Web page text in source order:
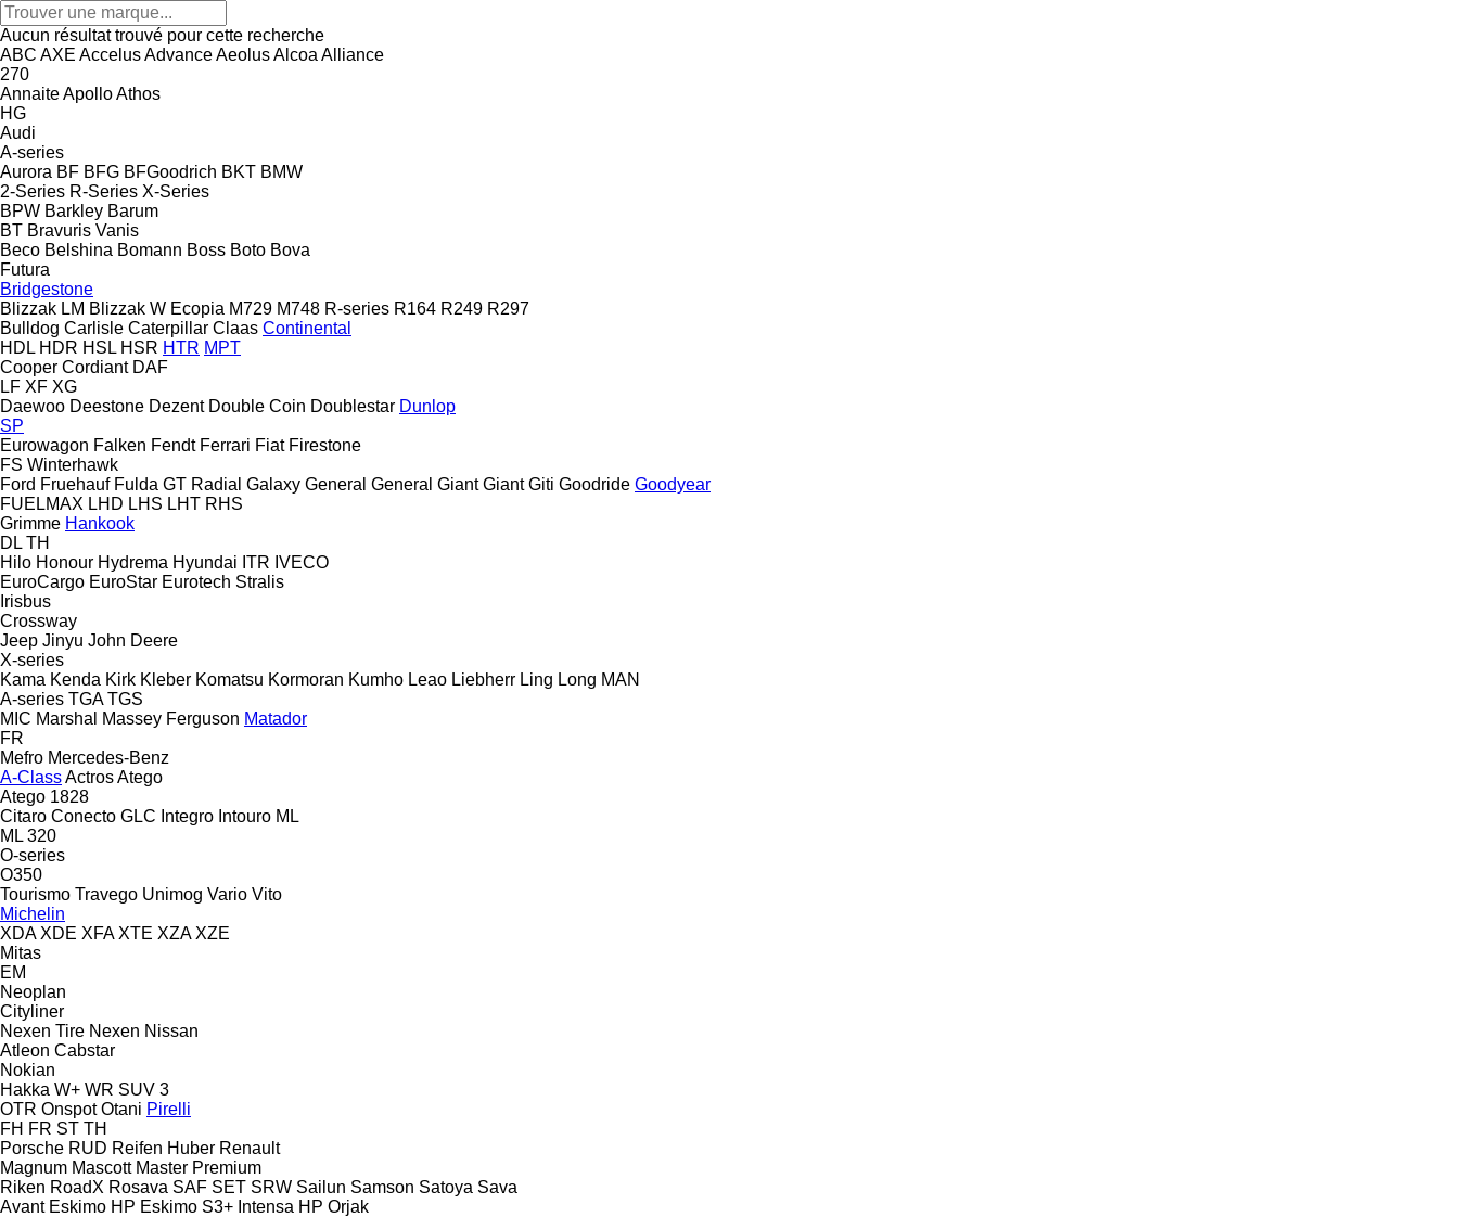
Aucun résultat trouvé pour cette recherche
ABC AXE AccelusAdvanceAeolusAlcoa Alliance
270
AnnaiteApolloAthos
HG
Audi
A-series
Aurora BF BFG BFGoodrich BKT BMW
2-Series R-Series X-Series
BPW Barkley Barum
BT Bravuris Vanis
Beco Belshina Bomann Boss Boto Bova
Futura
Bridgestone
Blizzak LM Blizzak W Ecopia M729 M748 R-series R164 R249 R297
Bulldog Carlisle Caterpillar Claas Continental
HDL HDR HSL HSR HTR MPT
Cooper Cordiant DAF
LF XF XG
Daewoo Deestone Dezent Double Coin Doublestar Dunlop
SP
Eurowagon Falken Fendt Ferrari Fiat Firestone
FS Winterhawk
Ford Fruehauf Fulda GT Radial Galaxy General General Giant Giant Giti Goodride Goodyear
FUELMAX LHD LHS LHT RHS
Grimme Hankook
DL TH
Hilo Honour Hydrema Hyundai ITR IVECO
EuroCargo EuroStar Eurotech Stralis
Irisbus
Crossway
Jeep Jinyu John Deere
X-series
Kama Kenda Kirk Kleber Komatsu Kormoran Kumho Leao Liebherr Ling Long MAN
A-series TGA TGS
MIC Marshal Massey Ferguson Matador
FR
Mefro Mercedes-Benz
A-ClassActrosAtego
Atego 1828
Citaro Conecto GLC Integro Intouro ML
ML 320
O-series
O350
Tourismo Travego Unimog Vario Vito
Michelin
XDA XDE XFA XTE XZA XZE
Mitas
EM
Neoplan
Cityliner
Nexen Tire Nexen Nissan
Atleon Cabstar
Nokian
Hakka W+ WR SUV 3
OTR Onspot Otani Pirelli
FH FR ST TH
Porsche RUD Reifen Huber Renault
Magnum Mascott Master Premium
Riken RoadX Rosava SAF SET SRW Sailun Samson Satoya Sava
Avant Eskimo HP Eskimo S3+ Intensa HP Orjak